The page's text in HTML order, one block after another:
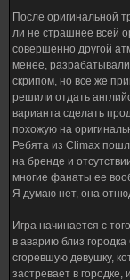
После оригинальной
ли не страшнее всей
совершенно другой
менее,
скрипом, но все же
решили отдать
варианта сделать
похожую на
Ребята из Climax
на бренде и
многие фанаты ее
Я думаю нет, она
Игра начинается с
в аварию близ
сгоревшую девушку,
застревает в